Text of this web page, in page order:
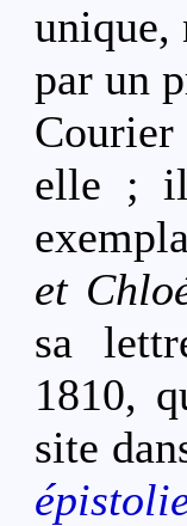
unique,
par un
Courier
elle ; il
et
sa
1810,
site